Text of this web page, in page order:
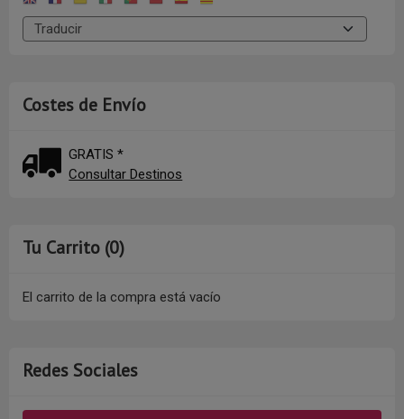
Costes de Envío
GRATIS *
Consultar Destinos
Tu Carrito (0)
El carrito de la compra está vacío
Redes Sociales